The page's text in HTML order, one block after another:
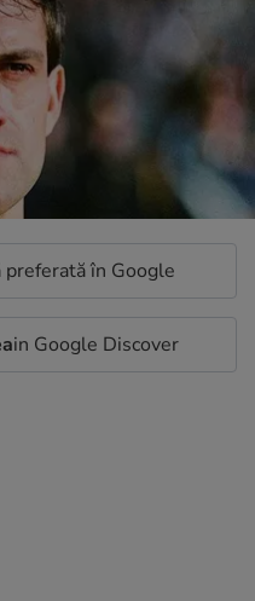
preferată în Google
in Google Discover